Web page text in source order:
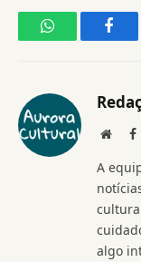
WhatsApp
A
algo